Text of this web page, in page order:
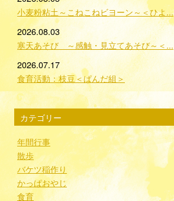
小麦粉粘土～こねこねビヨーン～＜ひよ...
2026.08.03
寒天あそび ～感触・見立てあそび～＜...
2026.07.17
食育活動：枝豆＜ぱんだ組＞
カテゴリー
年間行事
散歩
バケツ稲作り
かっぱおやじ
食育